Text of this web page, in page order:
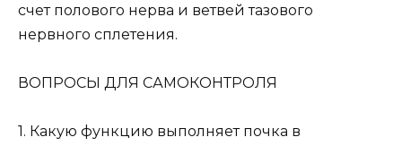
счет полового нерва и ветвей тазового
нервного сплетения.
ВОПРОСЫ ДЛЯ САМОКОНТРОЛЯ
1. Какую функцию выполняет почка в